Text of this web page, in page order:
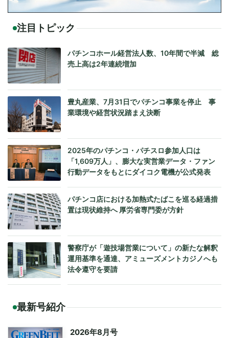
注目トピック
パチンコホール経営法人数、10年間で半減 総
売上高は2年連続増加
豊丸産業、7月31日でパチンコ事業を停止 事
業環境や経営状況踏まえ決断
2025年のパチンコ・パチスロ参加人口は
「1,609万人」、膨大な実営業データ・ファン
行動データをもとにダイコク電機が公式発表
パチンコ店における加熱式たばこを巡る経過措
置は現状維持へ 厚労省専門委が方針
警察庁が「遊技場営業について」の新たな解釈
運用基準を通達、アミューズメントカジノへも
法令遵守を要請
最新号紹介
2026年8月号